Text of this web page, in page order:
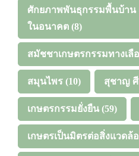
ศักยภาพพันธุกรรมพื้นบ้าน
ในอนาคต (8)
สมัชชาเกษตรกรรมทางเลื
สมุนไพร (10) สุชาญ
เกษตรกรรมยั่งยืน (59)
เกษตรเป็นมิตรต่อสิ่งแวดล้